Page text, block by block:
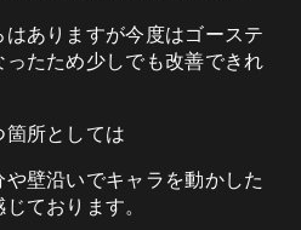
ありますが今度はゴーステ
たため少しでも改善できれ
箇所としては
壁沿いでキャラを動かした
ております。